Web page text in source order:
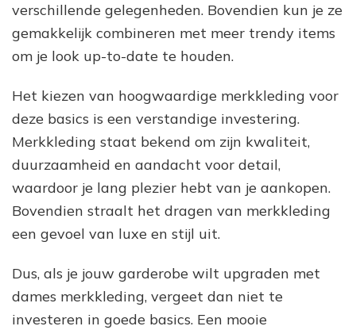
verschillende gelegenheden. Bovendien kun je ze
gemakkelijk combineren met meer trendy items
om je look up-to-date te houden.
Het kiezen van hoogwaardige merkkleding voor
deze basics is een verstandige investering.
Merkkleding staat bekend om zijn kwaliteit,
duurzaamheid en aandacht voor detail,
waardoor je lang plezier hebt van je aankopen.
Bovendien straalt het dragen van merkkleding
een gevoel van luxe en stijl uit.
Dus, als je jouw garderobe wilt upgraden met
dames merkkleding, vergeet dan niet te
investeren in goede basics. Een mooie